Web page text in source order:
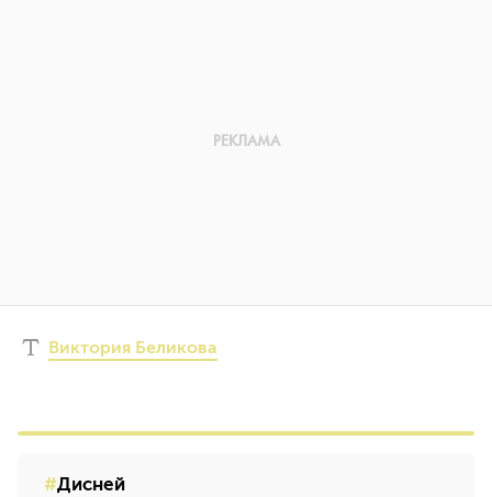
Виктория Беликова
Дисней